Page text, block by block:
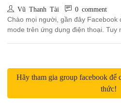
Vũ Thanh Tài 0 comment
Chào mọi người, gần đây Facebook
mode trên ứng dụng điện thoại. Tuy
Hãy tham gia group facebook để
thức!